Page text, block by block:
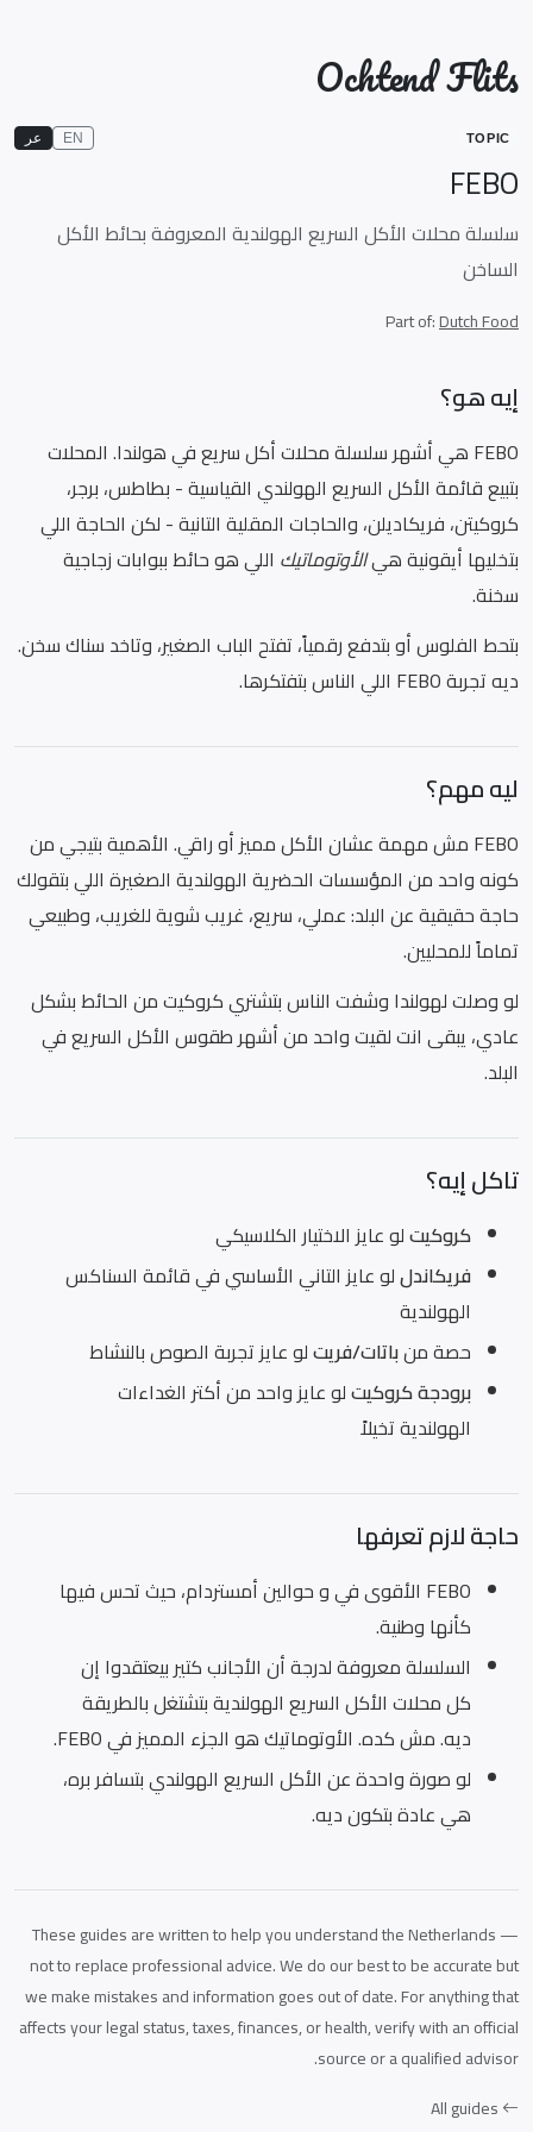
Ochtend Flits
TOPIC
EN عر
FEBO
سلسلة محلات الأكل السريع الهولندية المعروفة بحائط الأكل
الساخن
Part of:Dutch Food
إيه هو؟
FEBO هي أشهر سلسلة محلات أكل سريع في هولندا. المحلات
بتبيع قائمة الأكل السريع الهولندي القياسية - بطاطس، برجر،
كروكيتن، فريكاديلن، والحاجات المقلية التانية - لكن الحاجة اللي
بتخليها أيقونية هيالأوتوماتيك اللي هو حائط ببوابات زجاجية
سخنة.
بتحط الفلوس أو بتدفع رقمياً، تفتح الباب الصغير، وتاخد سناك سخن.
ديه تجربة FEBO اللي الناس بتفتكرها.
ليه مهم؟
FEBO مش مهمة عشان الأكل مميز أو راقي. الأهمية بتيجي من
كونه واحد من المؤسسات الحضرية الهولندية الصغيرة اللي بتقولك
حاجة حقيقية عن البلد: عملي، سريع، غريب شوية للغريب، وطبيعي
تماماً للمحليين.
لو وصلت لهولندا وشفت الناس بتشتري كروكيت من الحائط بشكل
عادي، يبقى انت لقيت واحد من أشهر طقوس الأكل السريع في
البلد.
تاكل إيه؟
كروكيتلو عايز الاختيار الكلاسيكي
فريكاندللو عايز التاني الأساسي في قائمة السناكس
الهولندية
حصة منباتات/فريتلو عايز تجربة الصوص بالنشاط
برودجة كروكيتلو عايز واحد من أكتر الغداءات
الهولندية تخيلاً
حاجة لازم تعرفها
FEBO الأقوى في و حوالين أمستردام، حيث تحس فيها
كأنها وطنية.
السلسلة معروفة لدرجة أن الأجانب كتير بيعتقدوا إن
كل محلات الأكل السريع الهولندية بتشتغل بالطريقة
ديه. مش كده. الأوتوماتيك هو الجزء المميز في FEBO.
لو صورة واحدة عن الأكل السريع الهولندي بتسافر بره،
هي عادة بتكون ديه.
These guides are written to help you understand the Netherlands —
not to replace professional advice. We do our best to be accurate but
we make mistakes and information goes out of date. For anything that
affects your legal status, taxes, finances, or health, verify with an official
source or a qualified advisor.